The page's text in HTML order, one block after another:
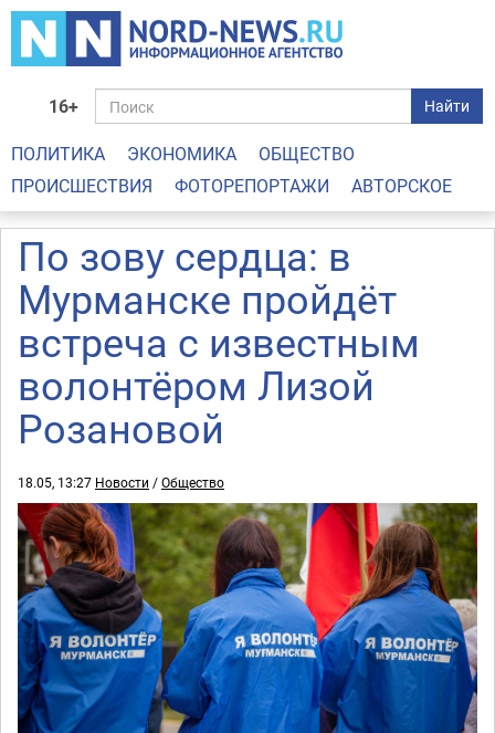
16+ Найти
ПОЛИТИКА ЭКОНОМИКА
ОБЩЕСТВО
ПРОИСШЕСТВИЯ
ФОТОРЕПОРТАЖИ АВТОРСКОЕ
По зову сердца: в
Мурманске пройдёт
встреча с известным
волонтёром Лизой
Розановой
18.05, 13:27 Новости /Общество